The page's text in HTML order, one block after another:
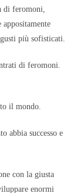
di feromoni,
appositamente
più sofisticati.
di feromoni.
il mondo.
abbia successo e
con la giusta
enormi